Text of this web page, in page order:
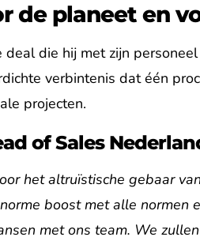
de planeet en
die hij met zijn
verbintenis dat één
projecten.
of Sales
het altruïstische gebaar
boost met alle
met ons team. We